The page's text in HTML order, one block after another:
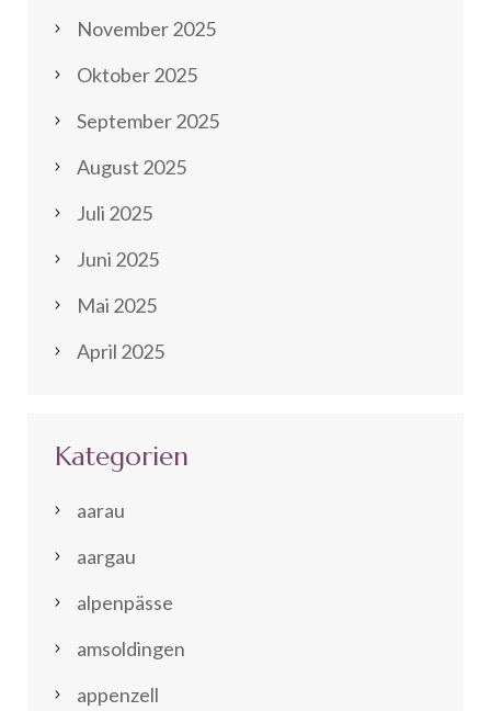
November 2025
Oktober 2025
September 2025
August 2025
Juli 2025
Juni 2025
Mai 2025
April 2025
Kategorien
aarau
aargau
alpenpässe
amsoldingen
appenzell